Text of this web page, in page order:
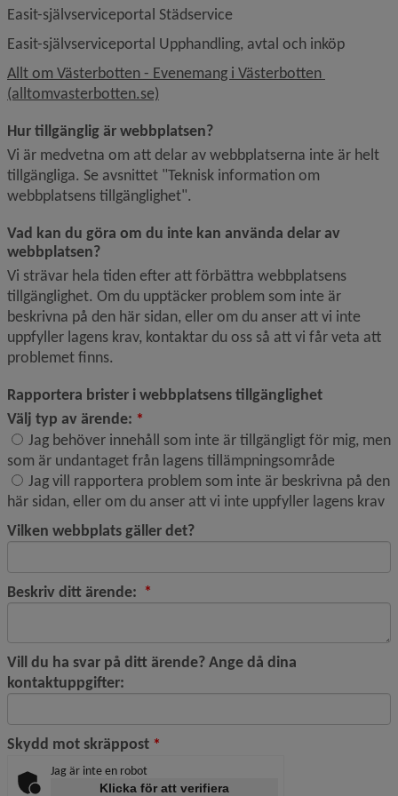
Easit-självserviceportal Städservice
Easit-självserviceportal Upphandling, avtal och inköp
Allt om Västerbotten - Evenemang i Västerbotten
(alltomvasterbotten.se)
Hur tillgänglig är webbplatsen?
Vi är medvetna om att delar av webbplatserna inte är helt
tillgängliga. Se avsnittet "Teknisk information om
webbplatsens tillgänglighet".
Vad kan du göra om du inte kan använda delar av
webbplatsen?
Vi strävar hela tiden efter att förbättra webbplatsens
tillgänglighet. Om du upptäcker problem som inte är
beskrivna på den här sidan, eller om du anser att vi inte
uppfyller lagens krav, kontaktar du oss så att vi får veta att
problemet finns.
Rapportera brister i webbplatsens tillgänglighet
Välj typ av ärende: *
Välj typ av ärende:
Jag behöver innehåll som inte är tillgängligt för mig, men
som är undantaget från lagens tillämpningsområde
Jag vill rapportera problem som inte är beskrivna på den
här sidan, eller om du anser att vi inte uppfyller lagens krav
Vilken webbplats gäller det?
Beskriv ditt ärende: *
Vill du ha svar på ditt ärende? Ange då dina
kontaktuppgifter:
Skydd mot skräppost *
Jag är inte en robot
Klicka för att verifiera